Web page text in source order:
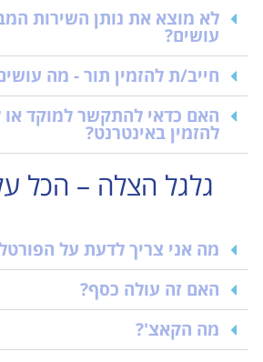
לא מוצא את נותן השירות
עושים?
חייב/ת להזמין תור - מה
האם כדאי להתקשר למוקד או
להזמין באינטרנט?
גלגל הצלה – הכל
מה אני צריך לדעת על
האם זה עולה כסף?
מה הקאצ'?